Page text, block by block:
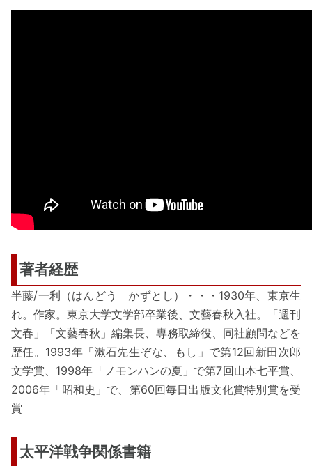
著者経歴
半藤/一利（はんどう かずとし）・・・1930年、東京生
れ。作家。東京大学文学部卒業後、文藝春秋入社。「週刊
文春」「文藝春秋」編集長、専務取締役、同社顧問などを
歴任。1993年「漱石先生ぞな、もし」で第12回新田次郎
文学賞、1998年「ノモンハンの夏」で第7回山本七平賞、
2006年「昭和史」で、第60回毎日出版文化賞特別賞を受
賞
太平洋戦争関係書籍